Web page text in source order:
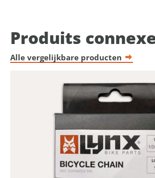
Produits
Alle vergelijkbare producten